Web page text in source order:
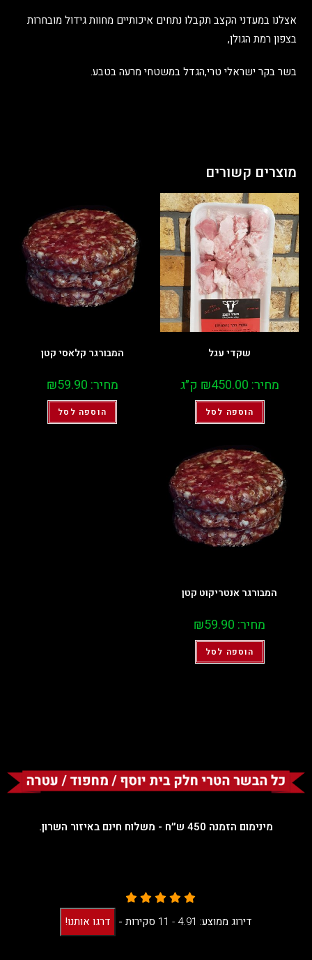
אצלנו במעדני הקצב תקבלו נתחים איכותיים מחוות גידול מובחרות
בצפון רמת הגולן,
בשר בקר ישראלי טרי,הגדל במשטחי מרעה בטבע.
מוצרים קשורים
שקדי עגל
מחיר: ₪450.00 ק״ג
הוספה לסל
המבורגר קלאסי קטן
מחיר: ₪59.90
הוספה לסל
המבורגר אנטריקוט קטן
מחיר: ₪59.90
הוספה לסל
מינימום הזמנה 450 ש״ח - משלוח חינם באיזור השרון.
דירוג ממוצע: 4.91 -
11 סקירות - דרגו אותנו!